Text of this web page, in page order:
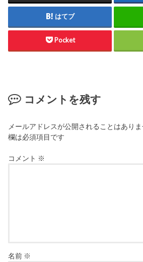
はてブ
Pocket
コメントを残す
メールアドレスが公開されることはありま
欄は必須項目です
コメント ※
名前 ※